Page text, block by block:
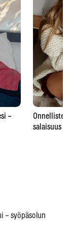
–
Onnellisten
salaisuus –
– syöpäsolun